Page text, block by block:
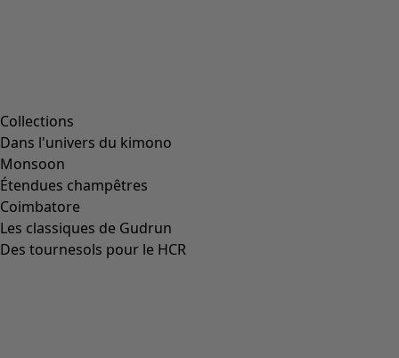
Collections
Dans l'univers du kimono
Monsoon
Étendues champêtres
Coimbatore
Les classiques de Gudrun
Des tournesols pour le HCR